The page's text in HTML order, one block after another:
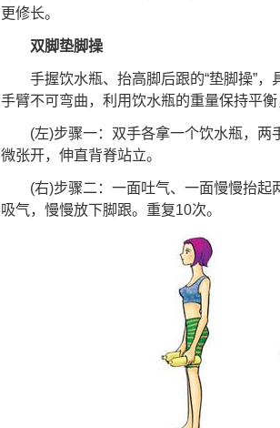
更修长。
双脚垫脚操
手握饮水瓶、抬高脚后跟的“垫脚操”，
手臂不可弯曲，利用饮水瓶的重量保持平
(左)步骤一：双手各拿一个饮水瓶，两
微张开，伸直背脊站立。
(右)步骤二：一面吐气、一面慢慢抬起
吸气，慢慢放下脚跟。重复10次。